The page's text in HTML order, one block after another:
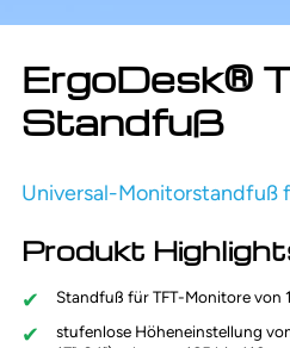
ErgoDesk®
Standfuß
Universal-Monitorstandfuß
Produkt
Standfuß für TFT-Monitore von
stufenlose Höheneinstellung